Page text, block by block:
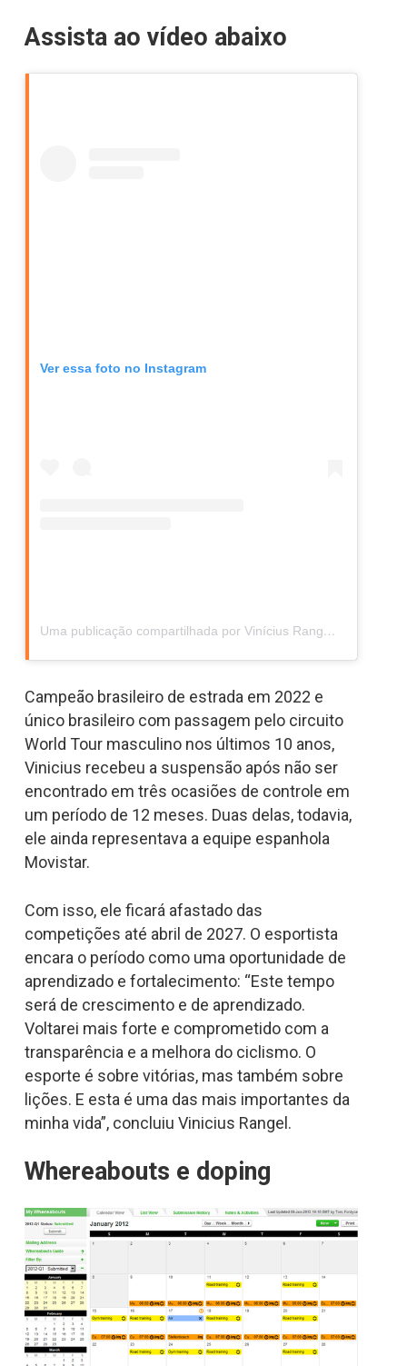
Assista ao vídeo abaixo
Ver essa foto no Instagram
Uma publicação compartilhada por Vinícius Rangel (@viniciusrangelcosta)
Campeão brasileiro de estrada em 2022 e
único brasileiro com passagem pelo circuito
World Tour masculino nos últimos 10 anos,
Vinicius recebeu a suspensão após não ser
encontrado em três ocasiões de controle em
um período de 12 meses. Duas delas, todavia,
ele ainda representava a equipe espanhola
Movistar.
Com isso, ele ficará afastado das
competições até abril de 2027. O esportista
encara o período como uma oportunidade de
aprendizado e fortalecimento: “Este tempo
será de crescimento e de aprendizado.
Voltarei mais forte e comprometido com a
transparência e a melhora do ciclismo. O
esporte é sobre vitórias, mas também sobre
lições. E esta é uma das mais importantes da
minha vida”, concluiu Vinicius Rangel.
Whereabouts e doping